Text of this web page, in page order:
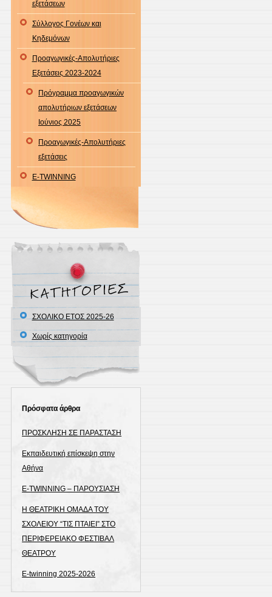
εξετάσεων
Σύλλογος Γονέων και
Κηδεμόνων
Προαγωγικές-Απολυτήριες
Εξετάσεις 2023-2024
Πρόγραμμα προαγωγικών
απολυτήριων εξετάσεων
Ιούνιος 2025
Προαγωγικές-Απολυτήριες
εξετάσεις
E-TWINNING
ΣΧΟΛΙΚΟ ΕΤΟΣ 2025-26
Χωρίς κατηγορία
Πρόσφατα άρθρα
ΠΡΟΣΚΛΗΣΗ ΣΕ ΠΑΡΑΣΤΑΣΗ
Εκπαιδευτική επίσκεψη στην
Αθήνα
E-TWINNING – ΠΑΡΟΥΣΙΑΣΗ
Η ΘΕΑΤΡΙΚΗ ΟΜΑΔΑ ΤΟΥ
ΣΧΟΛΕΙΟΥ “ΤΙΣ ΠΤΑΙΕΙ” ΣΤΟ
ΠΕΡΙΦΕΡΕΙΑΚΟ ΦΕΣΤΙΒΑΛ
ΘΕΑΤΡΟΥ
E-twinning 2025-2026